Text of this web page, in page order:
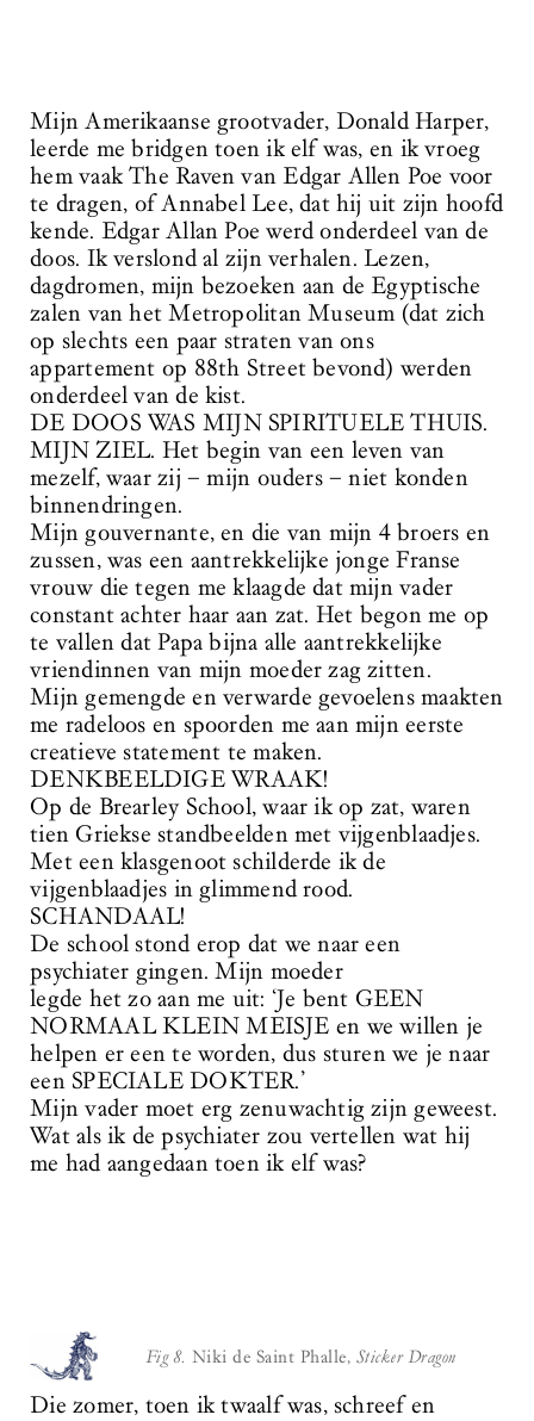
Mijn Amerikaanse grootvader, Donald Harper,
leerde me bridgen toen ik elf was, en ik vroeg
hem vaak The Raven van Edgar Allen Poe voor
te dragen, of Annabel Lee, dat hij uit zijn hoofd
kende. Edgar Allan Poe werd onderdeel van de
doos. Ik verslond al zijn verhalen. Lezen,
dagdromen, mijn bezoeken aan de Egyptische
zalen van het Metropolitan Museum (dat zich
op slechts een paar straten van ons
appartement op 88th Street bevond) werden
onderdeel van de kist.
DE DOOS WAS MIJN SPIRITUELE THUIS.
MIJN ZIEL. Het begin van een leven van
mezelf, waar zij – mijn ouders – niet konden
binnendringen.
Mijn gouvernante, en die van mijn 4 broers en
zussen, was een aantrekkelijke jonge Franse
vrouw die tegen me klaagde dat mijn vader
constant achter haar aan zat. Het begon me op
te vallen dat Papa bijna alle aantrekkelijke
vriendinnen van mijn moeder zag zitten.
Mijn gemengde en verwarde gevoelens maakten
me radeloos en spoorden me aan mijn eerste
creatieve statement te maken.
DENKBEELDIGE WRAAK!
Op de Brearley School, waar ik op zat, waren
tien Griekse standbeelden met vijgenblaadjes.
Met een klasgenoot schilderde ik de
vijgenblaadjes in glimmend rood.
SCHANDAAL!
De school stond erop dat we naar een
psychiater gingen. Mijn moeder
legde het zo aan me uit: ‘Je bent GEEN
NORMAAL KLEIN MEISJE en we willen je
helpen er een te worden, dus sturen we je naar
een SPECIALE DOKTER.’
Mijn vader moet erg zenuwachtig zijn geweest.
Wat als ik de psychiater zou vertellen wat hij
me had aangedaan toen ik elf was?
Fig 8. Niki de Saint Phalle, Sticker Dragon
Die zomer, toen ik twaalf was, schreef en